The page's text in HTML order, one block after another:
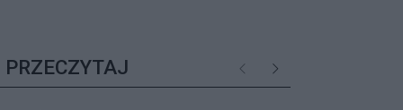
PRZECZYTAJ PoprzednieNastępne